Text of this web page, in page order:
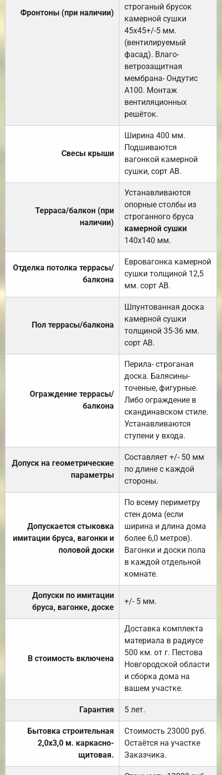
Фронтоны (при наличии)
строганый брусок
камерной сушки
45х45+/-5 мм.
(вентилируемый
фасад). Влаго-
ветрозащитная
мембрана- Ондутис
А100. Монтаж
вентиляционных
решёток.
Свесы крыши
Ширина 400 мм.
Подшиваются
вагонкой камерной
сушки, сорт АВ.
Терраса/балкон (при
наличии)
Устанавливаются
опорные столбы из
строганного бруса
камерной сушки
140х140 мм.
Отделка потолка террасы/
балкона
Евровагонка камерной
сушки толщиной 12,5
мм. сорт АВ.
Пол террасы/балкона
Шпунтованная доска
камерной сушки
толщиной 35-36 мм.
сорт АВ.
Ограждение террасы/
балкона
Перила- строганая
доска. Балясины-
точеные, фигурные.
Либо ограждение в
скандинавском стиле.
Устанавливаются
ступени у входа.
Допуск на геометрические
параметры
Составляет +/- 50 мм
по длине с каждой
стороны.
Допускается стыковка
имитации бруса, вагонки и
половой доски
По всему периметру
стен дома (если
ширина и длина дома
более 6,0 метров).
Вагонки и доски пола
в каждой отдельной
комнате.
Допуски по имитации
бруса, вагонке, доске
+/- 5 мм.
В стоимость включена
Доставка комплекта
материала в радиусе
500 км. от г. Пестова
Новгородской области
и сборка дома на
вашем участке.
Гарантия 5 лет.
Бытовка строительная
2,0х3,0 м. каркасно-
щитовая.
Стоимость 23000 руб.
Остаётся на участке
Заказчика.